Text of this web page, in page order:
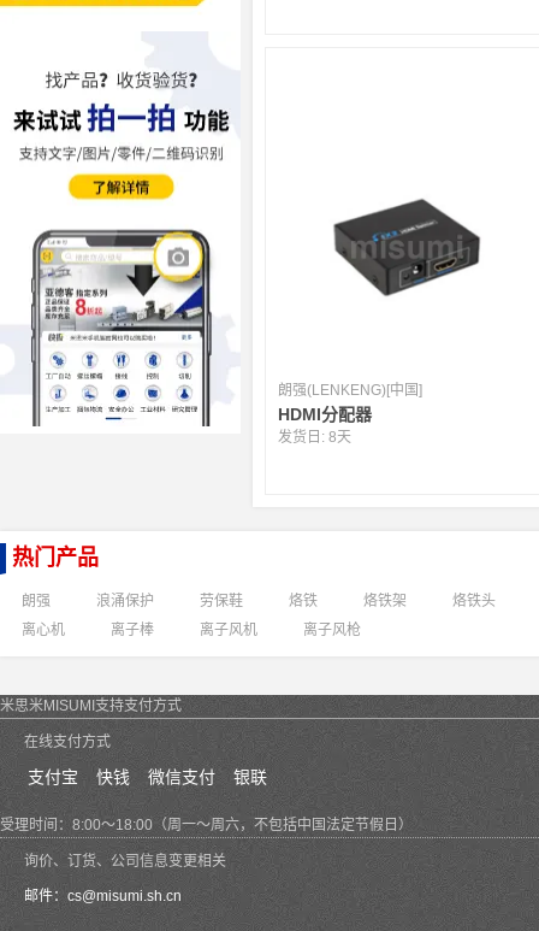
朗强(LENKENG)[中国]
HDMI分配器
发货日:8天
热门产品
朗强 浪涌保护 劳保鞋 烙铁 烙铁架
烙铁头
离心机
离子棒 离子风机 离子风枪
米思米MISUMI支持支付方式
在线支付方式
支付宝 快钱 微信支付 银联
受理时间：8:00～18:00（周一～周六，不包括中国法定节假日）
询价、订货、公司信息变更相关
邮件： cs@misumi.sh.cn